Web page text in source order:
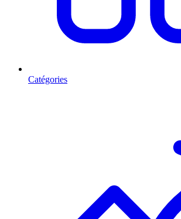
Catégories